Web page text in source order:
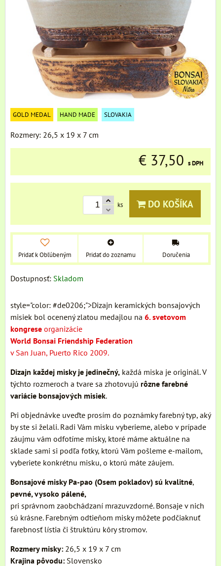
GOLD MEDAL HAND MADE SLOVAKIA
Rozmery: 26,5 x 19 x 7 cm
€ 37,50 s DPH
ks DO KOŠÍKA
Pridať k Obľúbeným Pridať do zoznamu Doručenia
Dostupnosť: Skladom
style="color: #de0206;">Dizajn keramických bonsajových
misiek bol ocenený zlatou medajlou na 6. svetovom
kongrese organizácie
World Bonsai Friendship Federation
v San Juan, Puerto Rico 2009.
Dizajn každej misky je jedinečný, každá miska je originál. V
týchto rozmeroch a tvare sa zhotovujú rôzne farebné
variácie bonsajových misiek.
Pri objednávke uveďte prosím do poznámky farebný typ, aký
by ste si želali. Radi Vám misku vyberieme, alebo v prípade
záujmu vám odfotíme misky, ktoré máme aktuálne na
sklade sami si podľa fotky, ktorú Vám pošleme e-mailom,
vyberiete konkrétnu misku, o ktorú máte záujem.
Bonsajové misky Pa-pao (Osem pokladov) sú kvalitné,
pevné, vysoko pálené,
pri správnom zaobchádzaní mrazuvzdorné. Bonsaje v nich
sú krásne. Farebným odtieňom misky môžete podčiaknuť
farebnosť lístia či štruktúru kôry stromov.
Rozmery misky: 26,5 x 19 x 7 cm
Krajina pôvodu: Slovensko